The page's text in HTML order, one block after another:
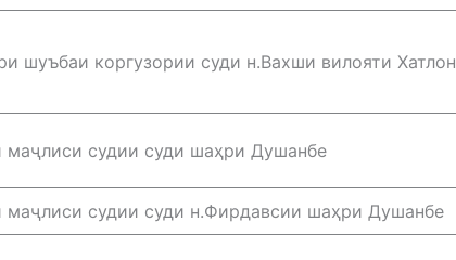
шуъбаи коргузории суди н.Вахши вилояти Хатлон
маҷлиси судии суди шаҳри Душанбе
маҷлиси судии суди н.Фирдавсии шаҳри Душанбе